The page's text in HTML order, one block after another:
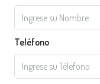
Teléfono